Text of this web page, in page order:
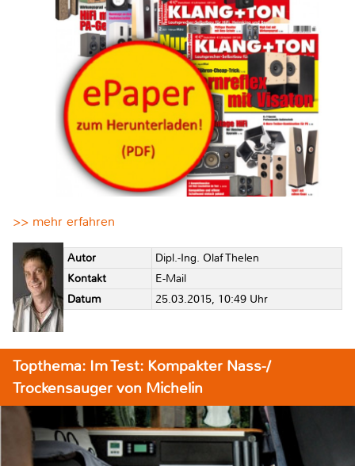
>> mehr erfahren
Autor
Dipl.-Ing. Olaf Thelen
Kontakt
E-Mail
Datum
25.03.2015, 10:49 Uhr
Topthema: Im Test: Kompakter Nass-/
Trockensauger von Michelin